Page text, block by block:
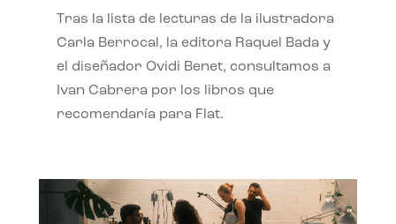
Tras la lista de lecturas de la ilustradora
Carla Berrocal, la editora Raquel Bada y
el diseñador Ovidi Benet, consultamos a
Ivan Cabrera por los libros que
recomendaría para Flat.